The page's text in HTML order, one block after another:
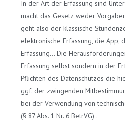
In der Art der Erfassung sind
macht das Gesetz weder
geht also der klassische
elektronische Erfassung, die App,
Erfassung… Die
Erfassung selbst sondern in der
Pflichten des Datenschutzes die
ggf. der zwingenden
bei der Verwendung von
(§ 87 Abs. 1 Nr. 6 BetrVG) .